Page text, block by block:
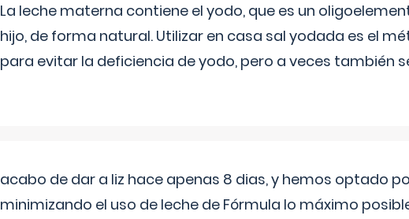
La leche materna contiene el yodo, que es un
hijo, de forma natural. Utilizar en casa sal yodada es el
para evitar la deficiencia de yodo, pero a veces también
acabo de dar a liz hace apenas 8 dias, y hemos optado
minimizando el uso de leche de Fórmula lo máximo